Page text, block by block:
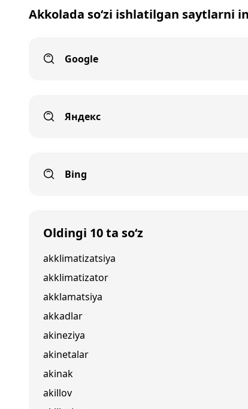
Akkolada so‘zi ishlatilgan saytlarni
Google
Яндекс
Bing
Oldingi 10 ta so‘z
akklimatizatsiya
akklimatizator
akklamatsiya
akkadlar
akineziya
akinetalar
akinak
akillov